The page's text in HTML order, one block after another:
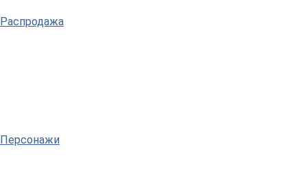
Распродажа
Персонажи